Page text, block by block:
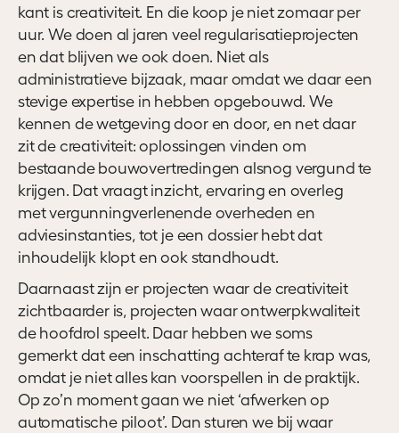
kant is creativiteit. En die koop je niet zomaar per
uur. We doen al jaren veel regularisatieprojecten
en dat blijven we ook doen. Niet als
administratieve bijzaak, maar omdat we daar een
stevige expertise in hebben opgebouwd. We
kennen de wetgeving door en door, en net daar
zit de creativiteit: oplossingen vinden om
bestaande bouwovertredingen alsnog vergund te
krijgen. Dat vraagt inzicht, ervaring en overleg
met vergunningverlenende overheden en
adviesinstanties, tot je een dossier hebt dat
inhoudelijk klopt en ook standhoudt.
Daarnaast zijn er projecten waar de creativiteit
zichtbaarder is, projecten waar ontwerpkwaliteit
de hoofdrol speelt. Daar hebben we soms
gemerkt dat een inschatting achteraf te krap was,
omdat je niet alles kan voorspellen in de praktijk.
Op zo’n moment gaan we niet ‘afwerken op
automatische piloot’. Dan sturen we bij waar